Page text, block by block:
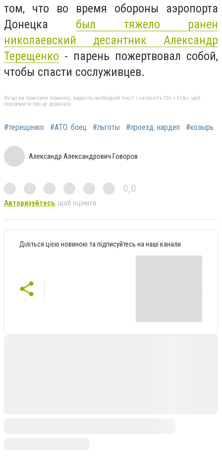
том, что во время обороны аэропорта
Донецка был тяжело ранен
николаевский десантник Александр
Терещенко - парень пожертвовал собой,
чтобы спасти сослуживцев.
Якщо ви помітили помилку, виділіть необхідний текст і натисніть Ctrl + Enter, щоб
повідомити про це редакцію
#терещенко #АТО. боец #льготы #проезд. нардеп #козырь
Александр Александрович Говоров
0,0
Авторизуйтесь, щоб оцінити
Діліться цією новиною та підписуйтесь на наші канали